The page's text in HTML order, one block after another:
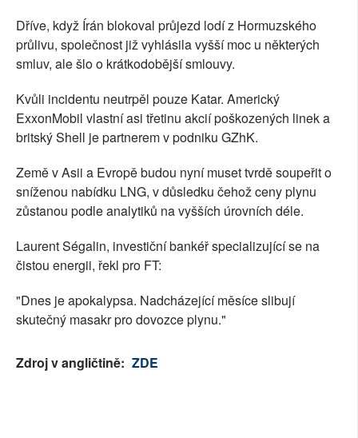
Dříve, když Írán blokoval průjezd lodí z Hormuzského
průlivu, společnost již vyhlásila vyšší moc u některých
smluv, ale šlo o krátkodobější smlouvy.
Kvůli incidentu neutrpěl pouze Katar. Americký
ExxonMobil vlastní asi třetinu akcií poškozených linek a
britský Shell je partnerem v podniku GZhK.
Země v Asii a Evropě budou nyní muset tvrdě soupeřit o
sníženou nabídku LNG, v důsledku čehož ceny plynu
zůstanou podle analytiků na vyšších úrovních déle.
Laurent Ségalin, investiční bankéř specializující se na
čistou energii, řekl pro FT:
"Dnes je apokalypsa. Nadcházející měsíce slibují
skutečný masakr pro dovozce plynu."
Zdroj v angličtině: ZDE